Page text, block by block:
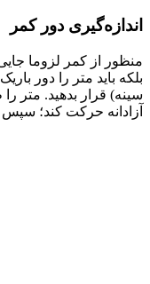
اندازه‌گیری دور کمر
منظور از کمر لزوما
بلکه باید متر را دور
سینه) قرار بدهید. متر
آزادانه حرکت کند؛ سپس